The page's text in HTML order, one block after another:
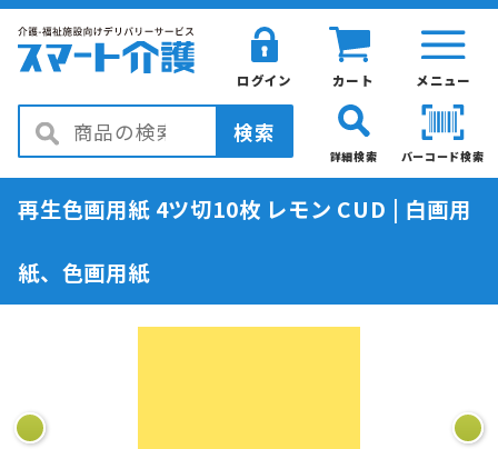
メニュー
カート
ログイン
検索
バーコード検索
詳細検索
再生色画用紙 4ツ切10枚 レモン CUD | 白画用
紙、色画用紙